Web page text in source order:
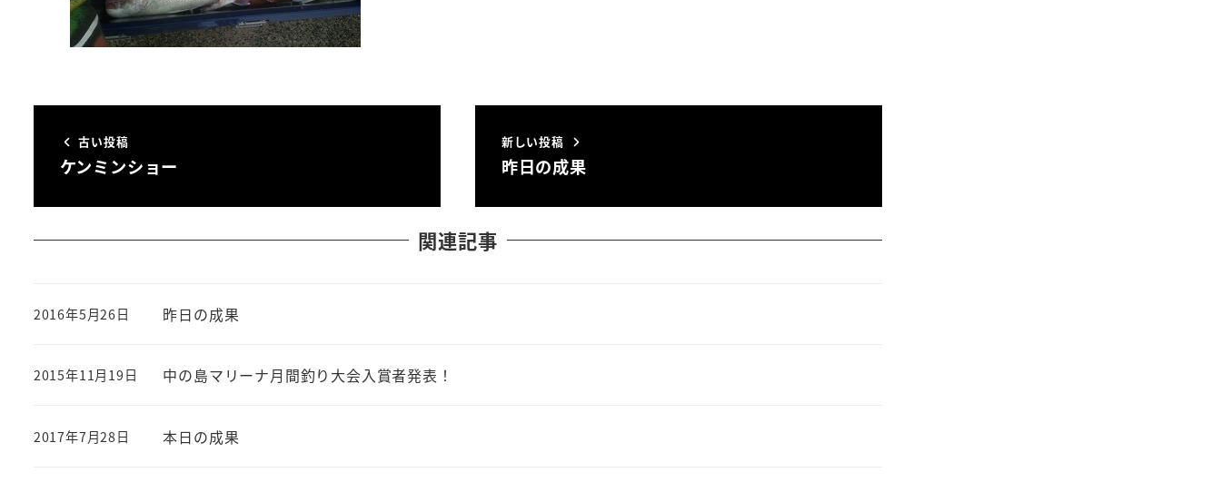
古い投稿
ケンミンショー
新しい投稿
昨日の成果
関連記事
昨日の成果
投稿日
2016年5月26日
中の島マリーナ月間釣り大会入賞者発表！
投稿日
2015年11月19日
本日の成果
投稿日
2017年7月28日